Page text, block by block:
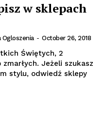
w sklepach
Ogloszenia - October 26, 2018
Świętych, 2
Jeżeli szukasz
stylu, odwiedź sklepy